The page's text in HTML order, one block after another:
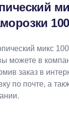
микс
можете в
заказ в
по почте, а